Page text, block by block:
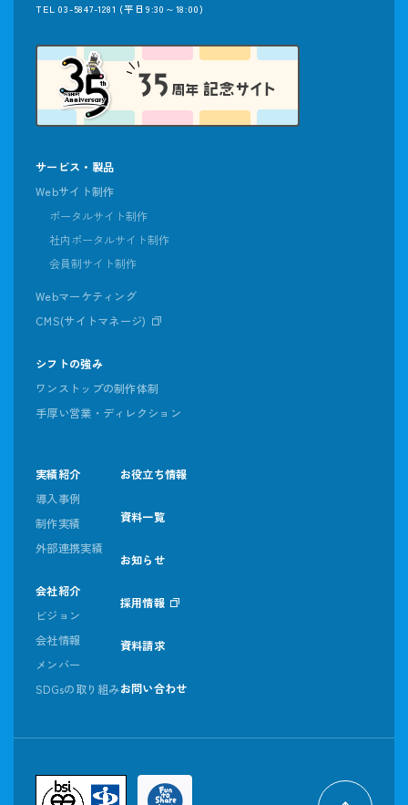
TEL 03-5847-1281 (平日9:30～18:00)
サービス・製品
Webサイト制作
ポータルサイト制作
社内ポータルサイト制作
会員制サイト制作
Webマーケティング
CMS(サイトマネージ)
シフトの強み
ワンストップの制作体制
手厚い営業・ディレクション
実績紹介
導入事例
制作実績
外部連携実績
会社紹介
ビジョン
会社情報
メンバー
SDGsの取り組み
お役立ち情報
資料一覧
お知らせ
採用情報
資料請求
お問い合わせ